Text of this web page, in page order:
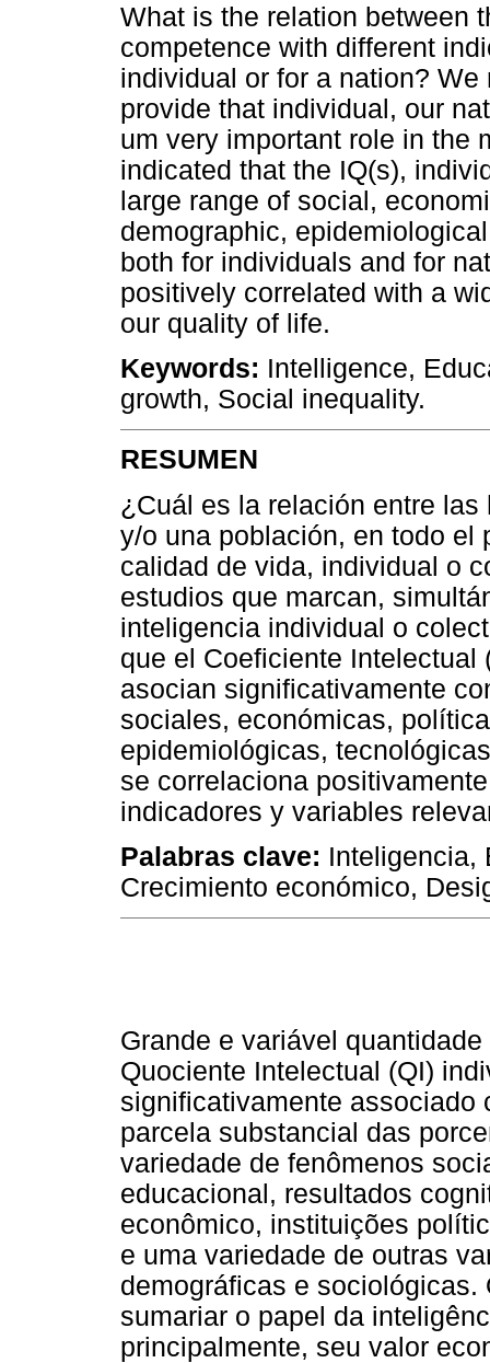
What is the relation between
competence with different
individual or for a nation?
provide that individual, our
um very important role in the
indicated that the IQ(s),
large range of social,
demographic,
both for individuals and for
positively correlated with a
our quality of life.
Keywords: Intelligence,
growth, Social inequality.
RESUMEN
¿Cuál es la relación entre
y/o una población, en todo el
calidad de vida, individual o
estudios que marcan,
inteligencia individual o
que el Coeficiente
asocian significativamente
sociales, económicas,
epidemiológicas,
se correlaciona
indicadores y variables
Palabras clave: Inteligencia,
Crecimiento económico,
Grande e variável
Quociente Intelectual (QI)
significativamente associado
parcela substancial das
variedade de fenômenos
educacional, resultados
econômico, instituições
e uma variedade de outras
demográficas e
sumariar o papel da
principalmente, seu valor